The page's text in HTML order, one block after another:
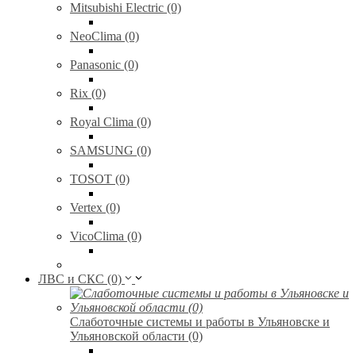
Mitsubishi Electric (0)
NeoClima (0)
Panasonic (0)
Rix (0)
Royal Clima (0)
SAMSUNG (0)
TOSOT (0)
Vertex (0)
VicoClima (0)
ЛВС и СКС (0)
Слаботочные системы и работы в Ульяновске и
Ульяновской области (0)